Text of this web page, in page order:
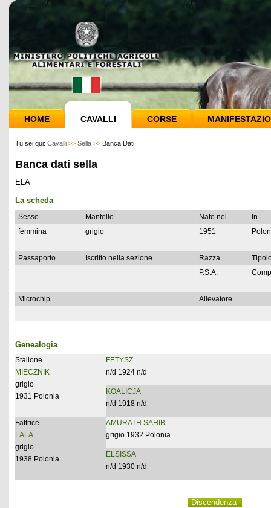
HOME CAVALLI CORSE
Tu sei qui: Cavalli >> Sella >> Banca Dati
Banca dati sella
ELA
La scheda
Sesso Mantello Nato nel
In
femmina
grigio 1951
Passaporto Iscritto nella sezione Razza
P.S.A.
Microchip Allevatore
Genealogia
Stallone
MIECZNIK
grigio
1931 Polonia
FETYSZ
n/d 1924 n/d
KOALICJA
n/d 1918 n/d
Fattrice
LALA
grigio
1938 Polonia
AMURATH SAHIB
grigio 1932 Polonia
ELSISSA
n/d 1930 n/d